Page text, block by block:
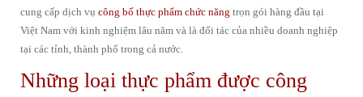
cung cấp dịch vụ công bố thực phẩm chức năng trọn gói hàng đầu tại
Việt Nam với kinh nghiệm lâu năm và là đối tác của nhiều doanh nghiệp
tại các tỉnh, thành phố trong cả nước.
Những loại thực phẩm được công